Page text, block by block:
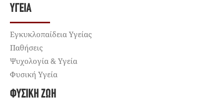
ΥΓΕΊΑ
Εγκυκλοπαίδεια Υγείας
Παθήσεις
Ψυχολογία & Υγεία
Φυσική Υγεία
ΦΥΣΙΚΉ ΖΩΉ